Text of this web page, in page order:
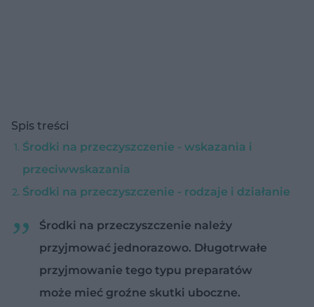
Spis treści
Środki na przeczyszczenie - wskazania i
przeciwwskazania
Środki na przeczyszczenie - rodzaje i działanie
Środki na przeczyszczenie należy
przyjmować jednorazowo. Długotrwałe
przyjmowanie tego typu preparatów
może mieć groźne skutki uboczne.